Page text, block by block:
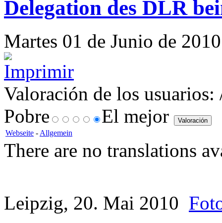
Delegation des DLR
Martes 01 de Junio de
Valoración de los usuarios:
Pobre
El mejor
Webseite - Allgemein
There are no translations
Leipzig, 20. Mai 2010